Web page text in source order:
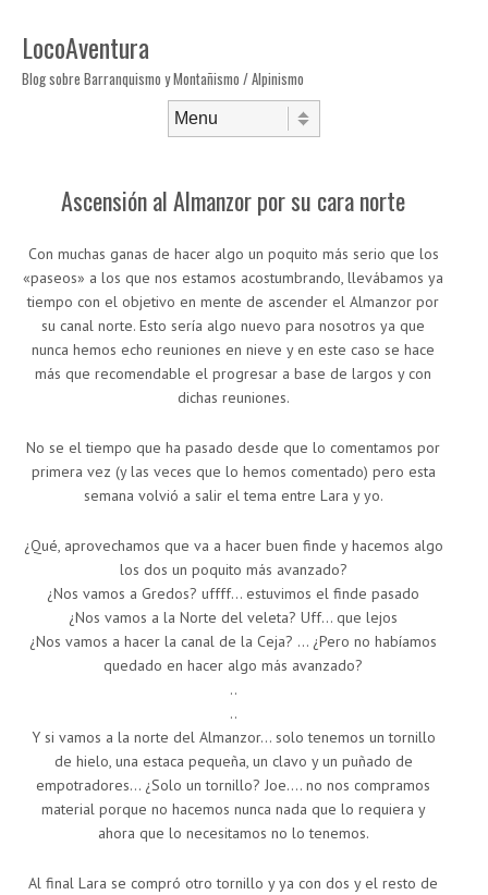
LocoAventura
Blog sobre Barranquismo y Montañismo / Alpinismo
Ascensión al Almanzor por su cara norte
Con muchas ganas de hacer algo un poquito más serio que los
«paseos» a los que nos estamos acostumbrando, llevábamos ya
tiempo con el objetivo en mente de ascender el Almanzor por
su canal norte. Esto sería algo nuevo para nosotros ya que
nunca hemos echo reuniones en nieve y en este caso se hace
más que recomendable el progresar a base de largos y con
dichas reuniones.
No se el tiempo que ha pasado desde que lo comentamos por
primera vez (y las veces que lo hemos comentado) pero esta
semana volvió a salir el tema entre Lara y yo.
¿Qué, aprovechamos que va a hacer buen finde y hacemos algo
los dos un poquito más avanzado?
¿Nos vamos a Gredos? uffff… estuvimos el finde pasado
¿Nos vamos a la Norte del veleta? Uff… que lejos
¿Nos vamos a hacer la canal de la Ceja? … ¿Pero no habíamos
quedado en hacer algo más avanzado?
..
..
Y si vamos a la norte del Almanzor… solo tenemos un tornillo
de hielo, una estaca pequeña, un clavo y un puñado de
empotradores… ¿Solo un tornillo? Joe…. no nos compramos
material porque no hacemos nunca nada que lo requiera y
ahora que lo necesitamos no lo tenemos.
Al final Lara se compró otro tornillo y ya con dos y el resto de